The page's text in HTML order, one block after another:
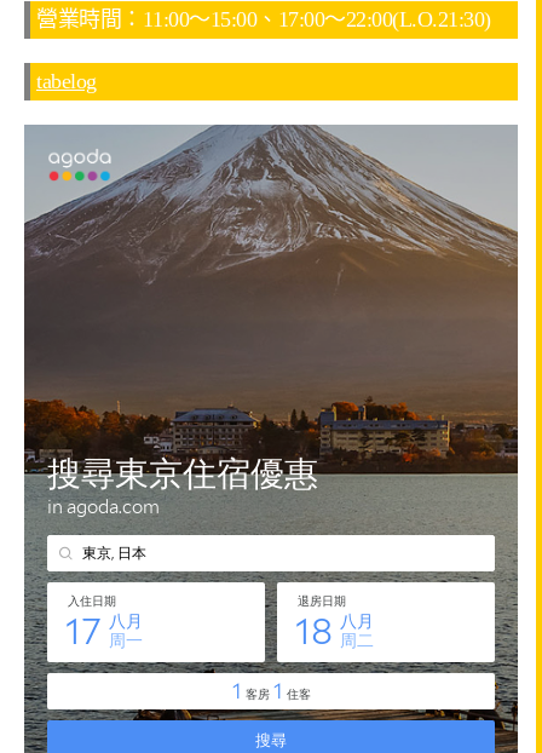
營業時間：11:00～15:00、17:00～22:00(L.O.21:30)
tabelog